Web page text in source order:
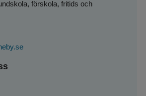
förskola, fritids och